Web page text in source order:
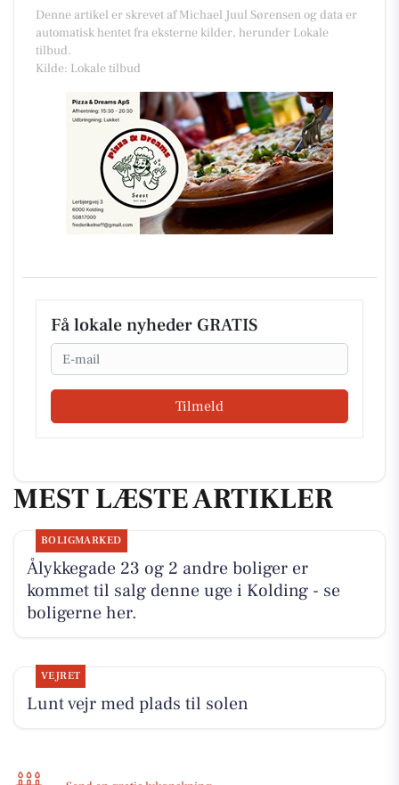
Denne artikel er skrevet af Michael Juul Sørensen og data er
automatisk hentet fra eksterne kilder, herunder Lokale
tilbud.
Kilde: Lokale tilbud
Få lokale nyheder GRATIS
Email
Tilmeld
MEST LÆSTE ARTIKLER
BOLIGMARKED
Ålykkegade 23 og 2 andre boliger er
kommet til salg denne uge i Kolding - se
boligerne her.
VEJRET
Lunt vejr med plads til solen